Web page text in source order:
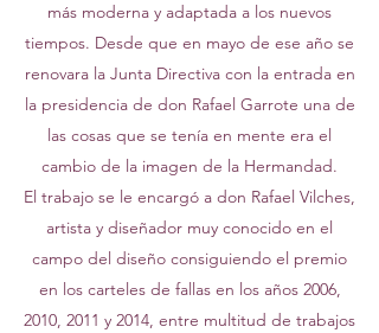
más moderna y adaptada a los nuevos
tiempos. Desde que en mayo de ese año se
renovara la Junta Directiva con la entrada en
la presidencia de don Rafael Garrote una de
las cosas que se tenía en mente era el
cambio de la imagen de la Hermandad.
El trabajo se le encargó a don Rafael Vilches,
artista y diseñador muy conocido en el
campo del diseño consiguiendo el premio
en los carteles de fallas en los años 2006,
2010, 2011 y 2014, entre multitud de trabajos